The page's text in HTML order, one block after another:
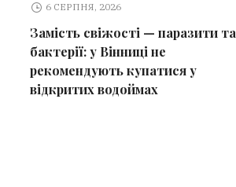
6 СЕРПНЯ, 2026
Замість свіжості — паразити та
бактерії: у Вінниці не
рекомендують купатися у
відкритих водоймах